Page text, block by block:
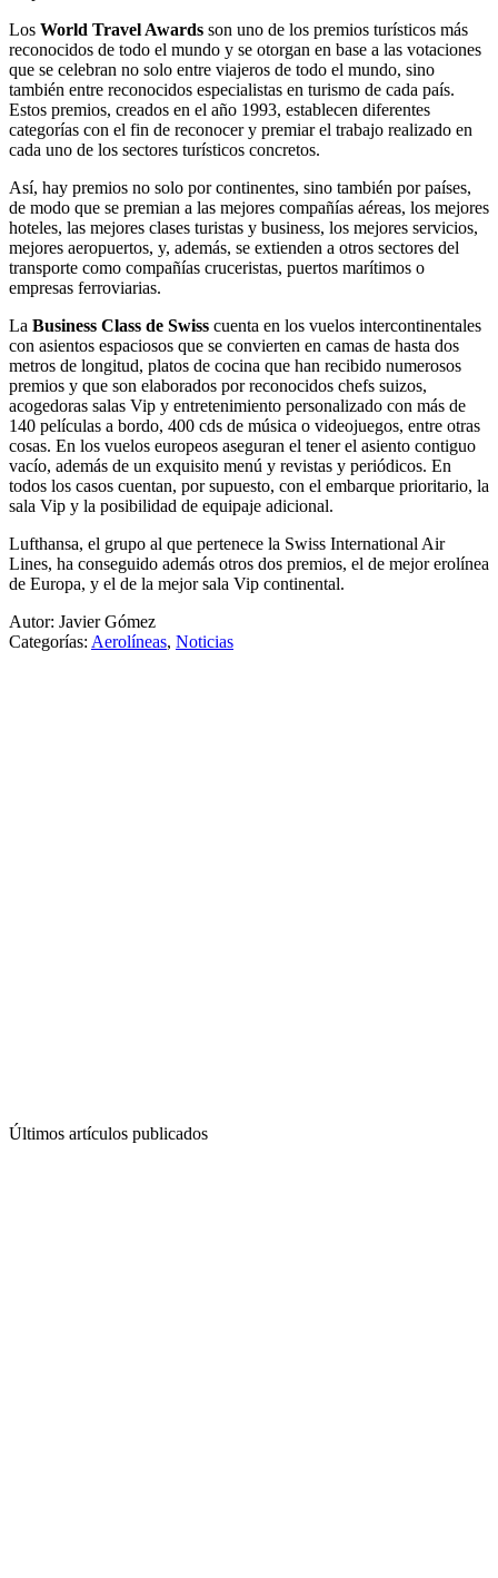
Los World Travel Awards son uno de los premios turísticos más
reconocidos de todo el mundo y se otorgan en base a las votaciones
que se celebran no solo entre viajeros de todo el mundo, sino
también entre reconocidos especialistas en turismo de cada país.
Estos premios, creados en el año 1993, establecen diferentes
categorías con el fin de reconocer y premiar el trabajo realizado en
cada uno de los sectores turísticos concretos.
Así, hay premios no solo por continentes, sino también por países,
de modo que se premian a las mejores compañías aéreas, los mejores
hoteles, las mejores clases turistas y business, los mejores servicios,
mejores aeropuertos, y, además, se extienden a otros sectores del
transporte como compañías cruceristas, puertos marítimos o
empresas ferroviarias.
La Business Class de Swiss cuenta en los vuelos intercontinentales
con asientos espaciosos que se convierten en camas de hasta dos
metros de longitud, platos de cocina que han recibido numerosos
premios y que son elaborados por reconocidos chefs suizos,
acogedoras salas Vip y entretenimiento personalizado con más de
140 películas a bordo, 400 cds de música o videojuegos, entre otras
cosas. En los vuelos europeos aseguran el tener el asiento contiguo
vacío, además de un exquisito menú y revistas y periódicos. En
todos los casos cuentan, por supuesto, con el embarque prioritario, la
sala Vip y la posibilidad de equipaje adicional.
Lufthansa, el grupo al que pertenece la Swiss International Air
Lines, ha conseguido además otros dos premios, el de mejor erolínea
de Europa, y el de la mejor sala Vip continental.
Autor: Javier Gómez
Categorías: Aerolíneas, Noticias
Últimos artículos publicados